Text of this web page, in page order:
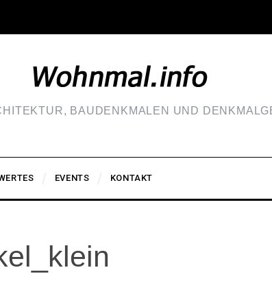
BAUDENKMALEN UND
EVENTS KONTAKT